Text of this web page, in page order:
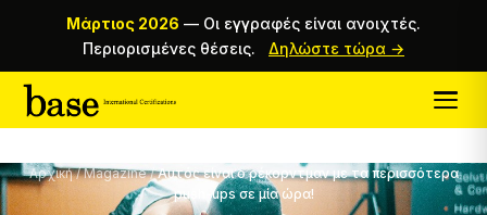
Μάρτιος 2026 — Οι εγγραφές είναι ανοιχτές.
Περιορισμένες θέσεις.
Δηλώστε τώρα →
Αρχική/Magazine/Αυτός είναι ο ρέκορντμαν με τα περισσότερα
push-ups σε μία ώρα!